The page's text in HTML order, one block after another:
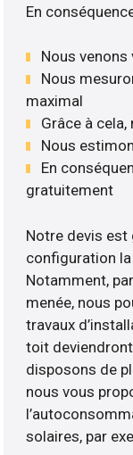
En
Nous
Nous
maximal
Grâce à
Nous
En
gratuitement
Notre devis est
configuration
Notamment,
menée, nous
travaux
toit
disposons de
nous vous
solaires, par